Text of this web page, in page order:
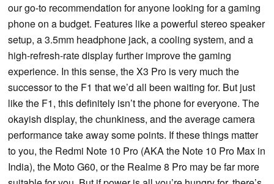
our go-to recommendation for anyone looking for a gaming
phone on a budget. Features like a powerful stereo speaker
setup, a 3.5mm headphone jack, a cooling system, and a
high-refresh-rate display further improve the gaming
experience. In this sense, the X3 Pro is very much the
successor to the F1 that we’d all been waiting for. But just
like the F1, this definitely isn’t the phone for everyone. The
okayish display, the chunkiness, and the average camera
performance take away some points. If these things matter
to you, the Redmi Note 10 Pro (AKA the Note 10 Pro Max in
India), the Moto G60, or the Realme 8 Pro may be far more